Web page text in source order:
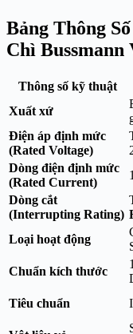
Bảng Thông
Chì Bussmann
Thông số kỹ thuật
Xuất xứ
Điện áp định mức
(Rated Voltage)
Dòng điện định mức
(Rated Current)
Dòng cắt
(Interrupting Rating)
Loại hoạt động
Chuẩn kích thước
Tiêu chuẩn